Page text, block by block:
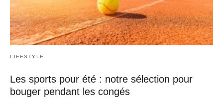
LIFESTYLE
Les sports pour été : notre sélection pour
bouger pendant les congés